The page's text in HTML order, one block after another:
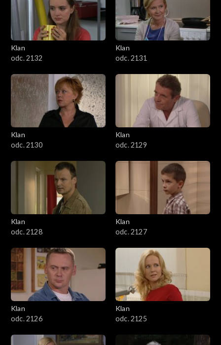
Klan
odc. 2132
Klan
odc. 2131
Klan
odc. 2130
Klan
odc. 2129
Klan
odc. 2128
Klan
odc. 2127
Klan
odc. 2126
Klan
odc. 2125